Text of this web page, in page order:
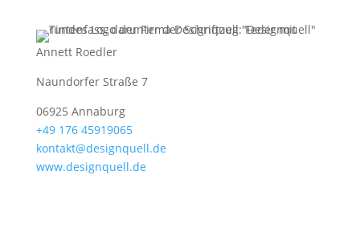
Annett Roedler
Naundorfer Straße 7
06925 Annaburg
+49 176 45919065
kontakt@designquell.de
www.designquell.de